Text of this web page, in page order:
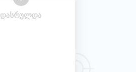
დასრულდა